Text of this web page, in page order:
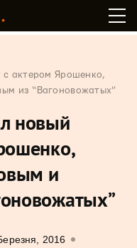
с актером Ярошенко,
из “Вагоновожатых”
новый
и
2016